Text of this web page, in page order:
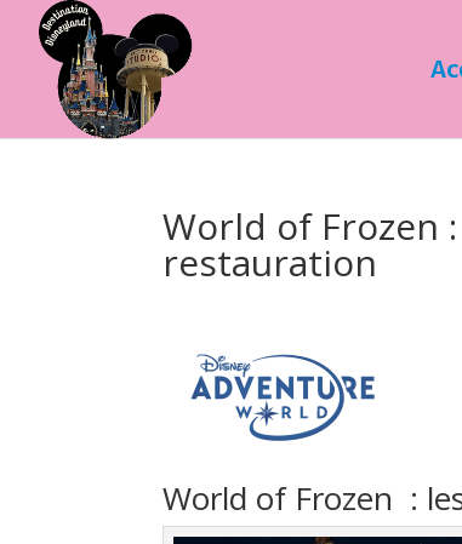
World of Frozen
restauration
World of Frozen :